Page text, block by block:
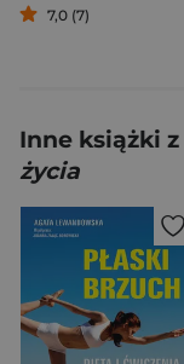
7,0 (7)
Inne książki
życia